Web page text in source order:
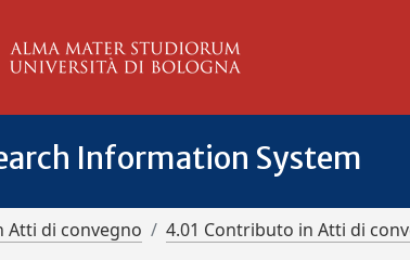
Information System
Atti di convegno 4.01 Contributo in Atti di